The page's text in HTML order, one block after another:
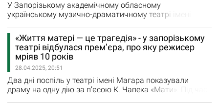
У Запорізькому академічному обласному
українському музично-драматичному театрі імені
яскраву фотозону і виставку костюмів з вистав. А
родзинкою святкування стало дефіле співробітників у
вишиванках. Гості заходу — колеги, друзі театру,
журналісти-переселенці та ветерани журналістики,
яких об“єднав…
«Життя матері — це трагедія» - у запорізькому
театрі відбулася прем’єра, про яку режисер
мріяв 10 років
28.04.2025, 20:51
Два дні поспіль у театрі імені Магара показували
драму на одну дію за п’єсою К. Чапека «Мати». Під час